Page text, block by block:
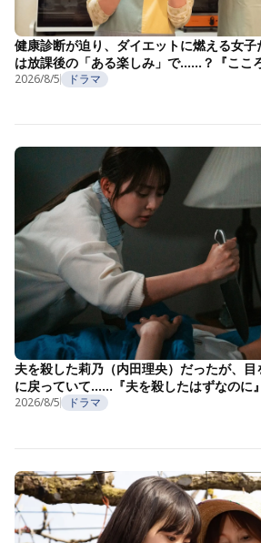
健康診断が迫り、ダイエットに燃える女
は放課後の「ある楽しみ」で……？『ここ
2026/8/5 ドラマ
夫を殺した莉乃（内田理央）だったが、
に戻っていて……『夫を殺したはずなのに
2026/8/5 ドラマ